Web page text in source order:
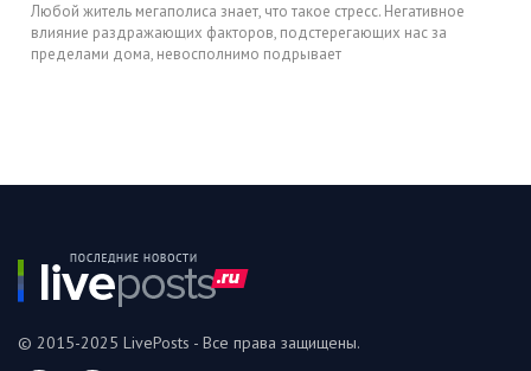
Любой житель мегаполиса знает, что такое стресс. Негативное
влияние раздражающих факторов, подстерегающих нас за
пределами дома, невосполнимо подрывает
© 2015-2025 LivePosts - Все права защищены.